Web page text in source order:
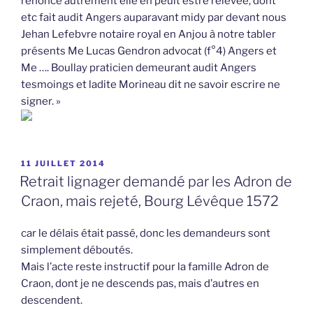
etc fait audit Angers auparavant midy par devant nous
Jehan Lefebvre notaire royal en Anjou à notre tabler
présents Me Lucas Gendron advocat (f°4) Angers et
Me …. Boullay praticien demeurant audit Angers
tesmoings et ladite Morineau dit ne savoir escrire ne
signer. »
PUBLIÉ
LE
11 JUILLET 2014
Retrait lignager demandé par les Adron de
Craon, mais rejeté, Bourg Lévêque 1572
car le délais était passé, donc les demandeurs sont
simplement déboutés.
Mais l’acte reste instructif pour la famille Adron de
Craon, dont je ne descends pas, mais d’autres en
descendent.